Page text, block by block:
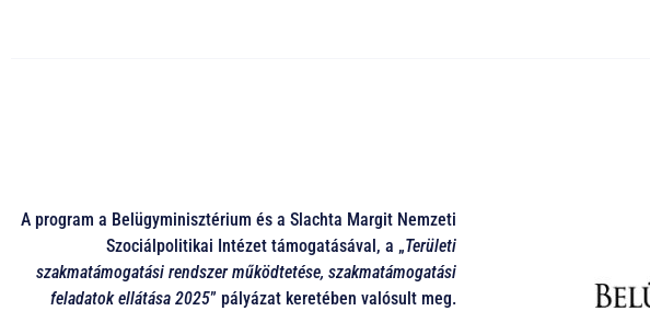
A program a Belügyminisztérium és a Slachta Margit Nemzeti
Szociálpolitikai Intézet támogatásával, a „Területi
szakmatámogatási rendszer működtetése, szakmatámogatási
feladatok ellátása 2025” pályázat keretében valósult meg.